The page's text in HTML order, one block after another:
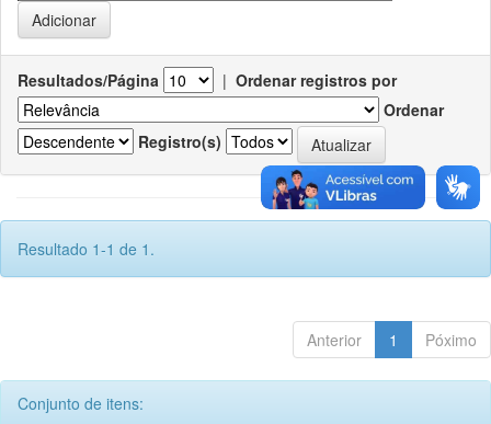
Resultados/Página | Ordenar registros por
Ordenar
Registro(s)
Resultado 1-1 de 1.
Anterior 1 Póximo
Conjunto de itens: